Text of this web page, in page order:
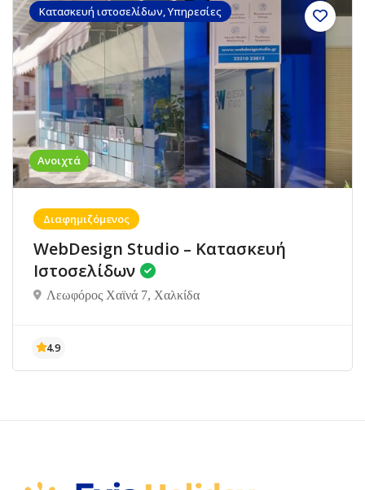
Ανοιχτά
Κατασκευή ιστοσελίδων, Υπηρεσίες
Διαφημιζόμενος
WebDesign Studio – Κατασκευή
Ιστοσελίδων
Λεωφόρος Χαϊνά 7, Χαλκίδα